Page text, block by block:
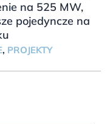
na 525 MW,
pojedyncze na
, PROJEKTY